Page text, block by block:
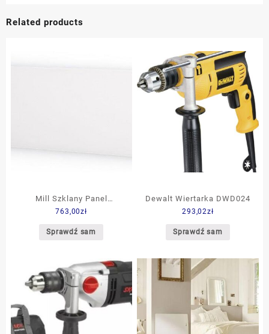
Related products
Mill Szklany Panel
Grzewczy MB1000LDN
763,00zł
Sprawdź sam
Dewalt Wiertarka DWD024
293,02zł
Sprawdź sam